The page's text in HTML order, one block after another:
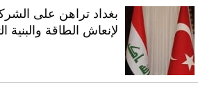
بغداد تراهن على
لإنعاش الطاقة والبنية